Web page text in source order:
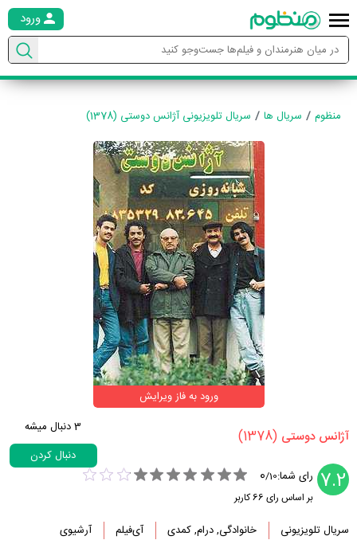
ورود
منظوم سریال ها سریال تلویزیونی آژانس دوستی (1378)
ورود به فاز ویرایش
‏آژانس دوستی‏ (1378)
3دنبال میشه
دنبال کردن
7.2 رای شما: 0/10
بر اساس رای 66کاربر
سریال تلویزیونی خانوادگی, درام, کمدی آی‌فیلم
آرشیوی